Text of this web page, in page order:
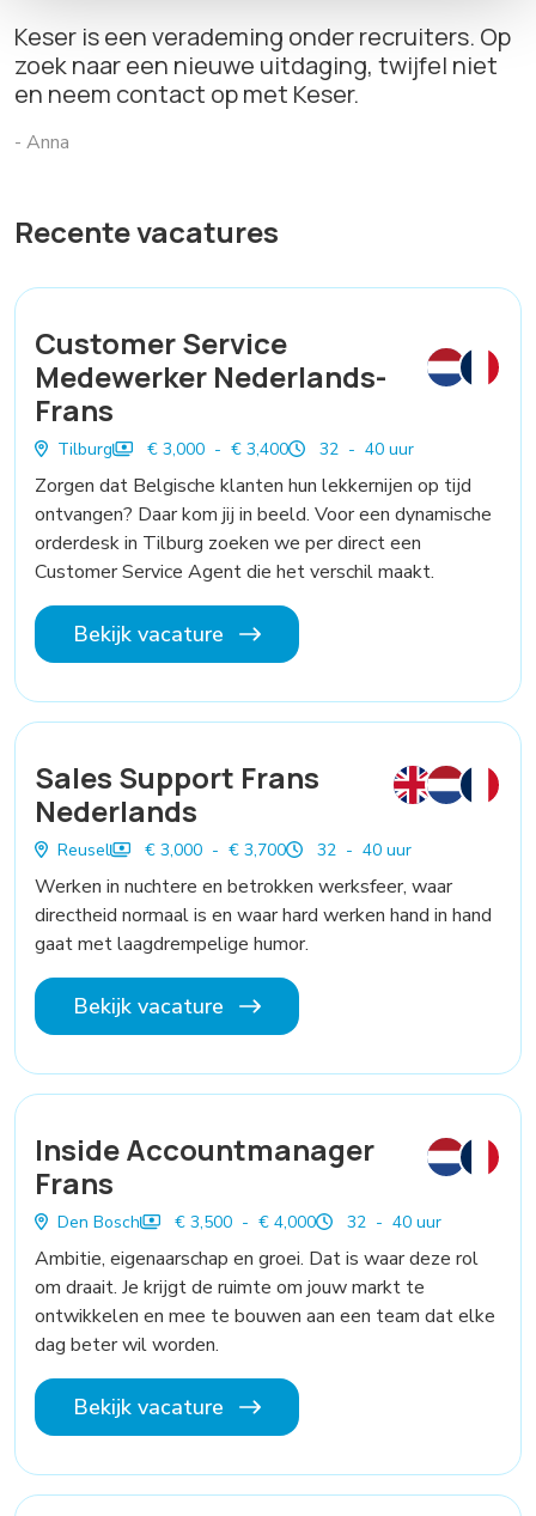
Keser is een verademing onder recruiters. Op
zoek naar een nieuwe uitdaging, twijfel niet
en neem contact op met Keser.
- Anna
Recente vacatures
Customer Service
Medewerker Nederlands-
Frans
Tilburg € 3,000 - € 3,400 32 - 40 uur
Zorgen dat Belgische klanten hun lekkernijen op tijd
ontvangen? Daar kom jij in beeld. Voor een dynamische
orderdesk in Tilburg zoeken we per direct een
Customer Service Agent die het verschil maakt.
Bekijk vacature
Sales Support Frans
Nederlands
Reusel € 3,000 - € 3,700 32 - 40 uur
Werken in nuchtere en betrokken werksfeer, waar
directheid normaal is en waar hard werken hand in hand
gaat met laagdrempelige humor.
Bekijk vacature
Inside Accountmanager
Frans
Den Bosch € 3,500 - € 4,000 32 - 40 uur
Ambitie, eigenaarschap en groei. Dat is waar deze rol
om draait. Je krijgt de ruimte om jouw markt te
ontwikkelen en mee te bouwen aan een team dat elke
dag beter wil worden.
Bekijk vacature